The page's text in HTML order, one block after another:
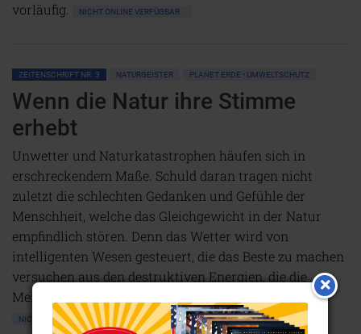
vorläufig.
NICHT ONLINE VERFÜGBAR
ZEITENSCHRIFT NR. 3 NATURGEISTER PLANET ERDE • UMWELTSCHUTZ
Wenn die Natur ihre Stimme
erhebt
Unwetter und Naturkatastrophen häufen sich in
erschreckendem Maße. Schuld daran tragen nicht
zuletzt die schlechten Gedanken und Gefühle der
Menschheit, welche das Gleichgewicht in der Natur
empfindlich stören. Denn das Wetter wird von
intelligenten Wesen gesteuert, die das Beste zu machen
versuchen aus den destruktiven Energien, die die
Menschheit unaufhörlich produziert.
NICHT ONLINE VERFÜGBAR